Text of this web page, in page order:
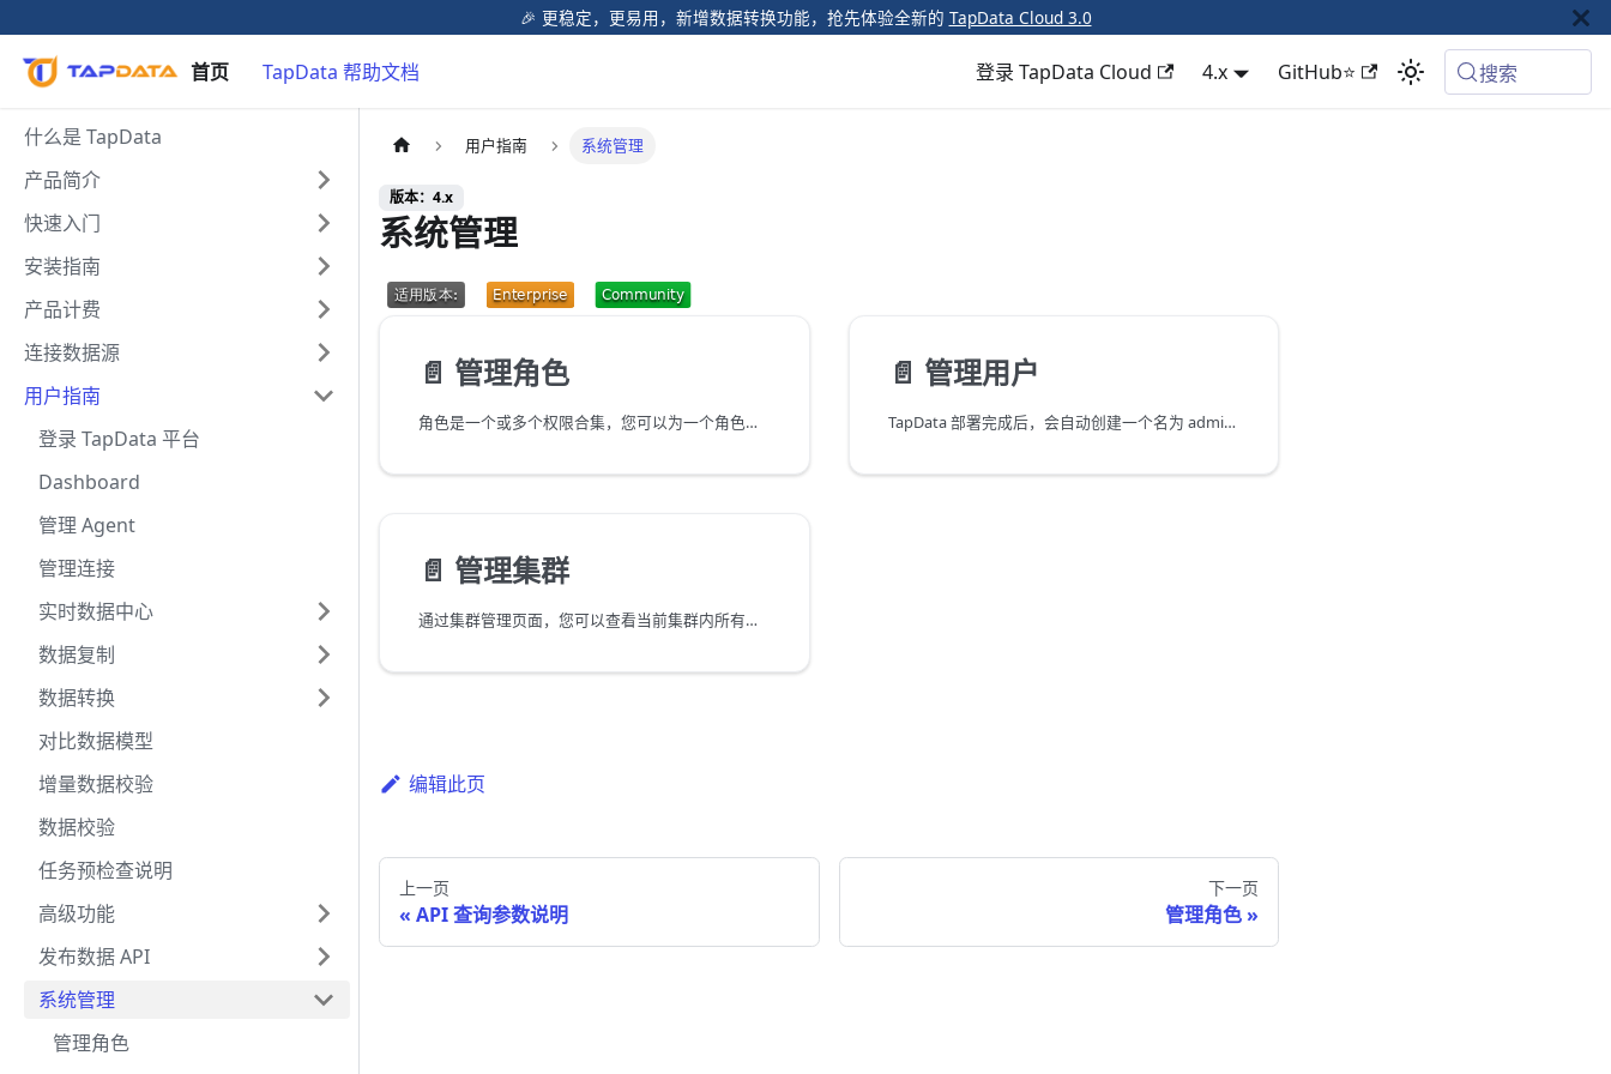
🎉️ 更稳定，更易用，新增数据转换功能，抢先体验全新的 TapData Cloud 3.0
首页 TapData 帮助文档 登录 TapData Cloud 4.x GitHub⭐ 搜索
什么是 TapData
产品简介
快速入门
安装指南
产品计费
连接数据源
用户指南
登录 TapData 平台
Dashboard
管理 Agent
管理连接
实时数据中心
数据复制
数据转换
对比数据模型
增量数据校验
数据校验
任务预检查说明
高级功能
发布数据 API
系统管理
管理角色
用户指南 系统管理
版本：4.x
系统管理
📄️ 管理角色
角色是一个或多个权限合集，您可以为一个角色授予多个操作权限，然后将角色授予给用户，该用户将继承该角色中的所有权限。基于此设计，您可以基于业务需求预先创建好角色，随后在创建用户直接赋予其角色，无需为每个用户配置权限，从而简化运维管理，提升安全性。
📄️ 管理用户
TapData 部署完成后，会自动创建一个名为 admin@admin.com 的系统管理员，为更好地管理平台操作权限，您可以通过该账号登录 TapData 平台，为组织内的其他成员执行创建用户、赋予权限等管理操作。
📄️ 管理集群
通过集群管理页面，您可以查看当前集群内所有组件的运行状态和对外建立的连接数等信息，同时支持管理操作。
编辑此页
上一页
API 查询参数说明
下一页
管理角色